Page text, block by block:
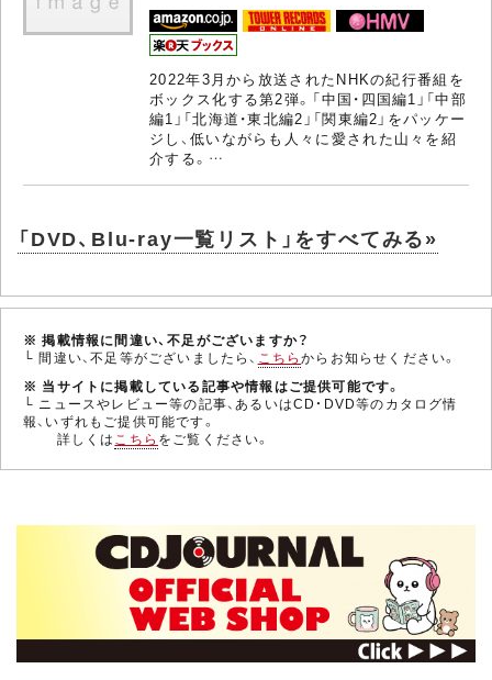
2022年3月から放送されたNHKの紀行番組を
ボックス化する第2弾。「中国・四国編1」「中部
編1」「北海道・東北編2」「関東編2」をパッケー
ジし、低いながらも人々に愛された山々を紹
介する。…
「DVD、Blu-ray一覧リスト」をすべてみる»
※ 掲載情報に間違い、不足がございますか？
└ 間違い、不足等がございましたら、 こちらからお知らせください。
※ 当サイトに掲載している記事や情報はご提供可能です。
└ ニュースやレビュー等の記事、あるいはCD・DVD等のカタログ情
報、いずれもご提供可能です。
詳しくはこちら をご覧ください。